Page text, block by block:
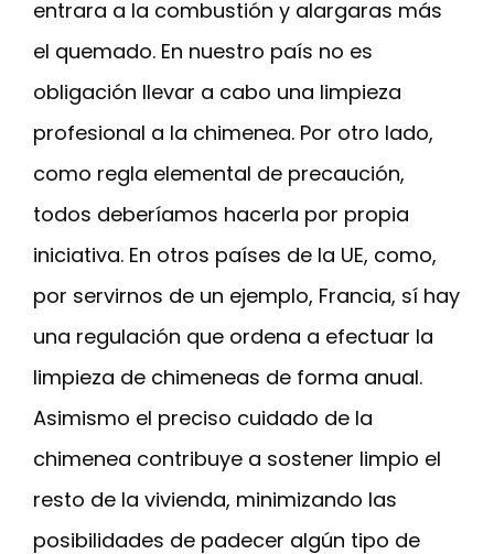
entrara a la combustión y alargaras más
el quemado. En nuestro país no es
obligación llevar a cabo una limpieza
profesional a la chimenea. Por otro lado,
como regla elemental de precaución,
todos deberíamos hacerla por propia
iniciativa. En otros países de la UE, como,
por servirnos de un ejemplo, Francia, sí hay
una regulación que ordena a efectuar la
limpieza de chimeneas de forma anual.
Asimismo el preciso cuidado de la
chimenea contribuye a sostener limpio el
resto de la vivienda, minimizando las
posibilidades de padecer algún tipo de